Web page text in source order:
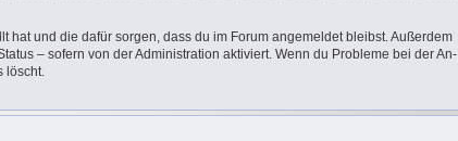
hat und die dafür sorgen, dass du im Forum angemeldet bleibst. Außerdem
– sofern von der Administration aktiviert. Wenn du Probleme bei der An-
löscht.